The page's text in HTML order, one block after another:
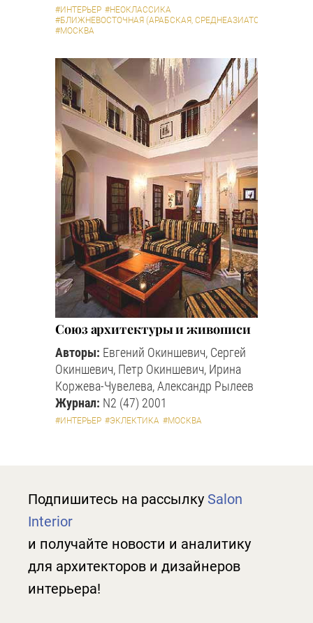
#ИНТЕРЬЕР #НЕОКЛАССИКА
#БЛИЖНЕВОСТОЧНАЯ (АРАБСКАЯ, СРЕДНЕАЗИАТСКАЯ И ПР.)
#МОСКВА
Союз архитектуры и живописи
Авторы: Евгений Окиншевич, Сергей
Окиншевич, Петр Окиншевич, Ирина
Коржева-Чувелева, Александр Рылеев
Журнал: N2 (47) 2001
#ИНТЕРЬЕР #ЭКЛЕКТИКА #МОСКВА
Подпишитесь на рассылку Salon
Interior
и получайте новости и аналитику
для архитекторов и дизайнеров
интерьера!